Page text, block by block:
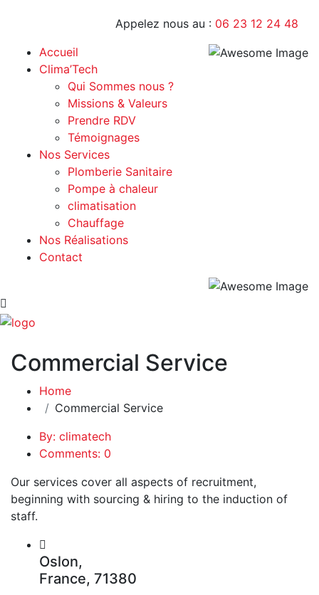
Appelez nous au : 06 23 12 24 48
Accueil
Clima’Tech
Qui Sommes nous ?
Missions & Valeurs
Prendre RDV
Témoignages
Nos Services
Plomberie Sanitaire
Pompe à chaleur
climatisation
Chauffage
Nos Réalisations
Contact
Commercial Service
Home
Commercial Service
By: climatech
Comments: 0
Our services cover all aspects of recruitment,
beginning with sourcing & hiring to the induction of
staff.
Oslon,
France, 71380